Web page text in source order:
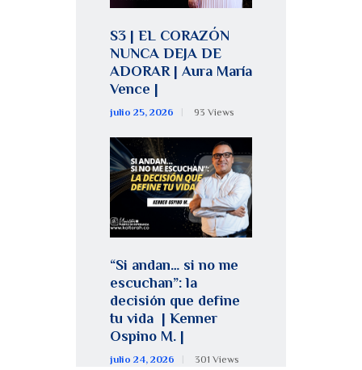
S3 | EL CORAZÓN
NUNCA DEJA DE
ADORAR | Aura María
Vence |
julio 25, 2026 93 Views
“Si andan… si no me
escuchan”: la
decisión que define
tu vida | Kenner
Ospino M. |
julio 24, 2026 301 Views